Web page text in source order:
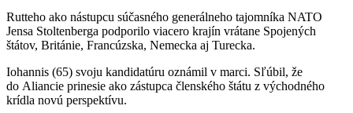
Rutteho ako nástupcu súčasného generálneho tajomníka NATO
Jensa Stoltenberga podporilo viacero krajín vrátane Spojených
štátov, Británie, Francúzska, Nemecka aj Turecka.
Iohannis (65) svoju kandidatúru oznámil v marci. Sľúbil, že
do Aliancie prinesie ako zástupca členského štátu z východného
krídla novú perspektívu.